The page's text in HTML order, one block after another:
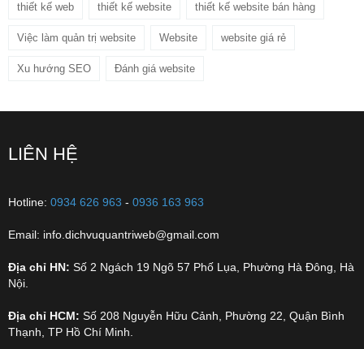
thiết kế web thiết kế website thiết kế website bán hàng
Việc làm quản trị website Website website giá rẻ
Xu hướng SEO Đánh giá website
LIÊN HỆ
Hotline: 0934 626 963 - 0936 163 963
Email: info.dichvuquantriweb@gmail.com
Địa chỉ HN: Số 2 Ngách 19 Ngõ 57 Phố Lụa, Phường Hà Đông, Hà
Nội.
Địa chỉ HCM: Số 208 Nguyễn Hữu Cảnh, Phường 22, Quận Bình
Thạnh, TP Hồ Chí Minh.